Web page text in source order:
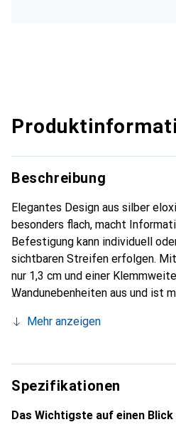
Beschreibung
Elegantes Design aus silber
besonders flach, macht
Befestigung kann individuell
sichtbaren Streifen erfolgen.
nur 1,3 cm und einer
Wandunebenheiten aus und ist
werden kann. Diese
um Oberflächenunebenheiten zu
Magnetisch: Nein.
Abmessungen: Farbe: Aluminium.
Mehr anzeigen
Spezifikationen
Das Wichtigste auf einen Blick